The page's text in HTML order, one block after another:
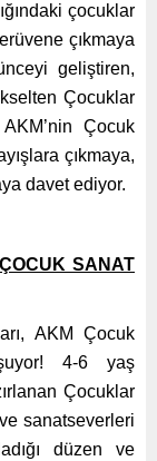
çocuklar
çıkmaya
geliştiren,
Çocuklar
Çocuk
çıkmaya,
davet ediyor.
SANAT
AKM Çocuk
4-6 yaş
Çocuklar
sanatseverleri
düzen ve